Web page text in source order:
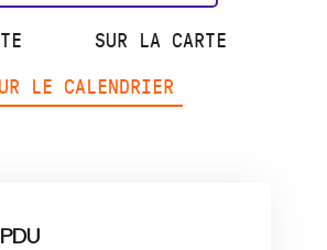
SUR LA CARTE
LE CALENDRIER